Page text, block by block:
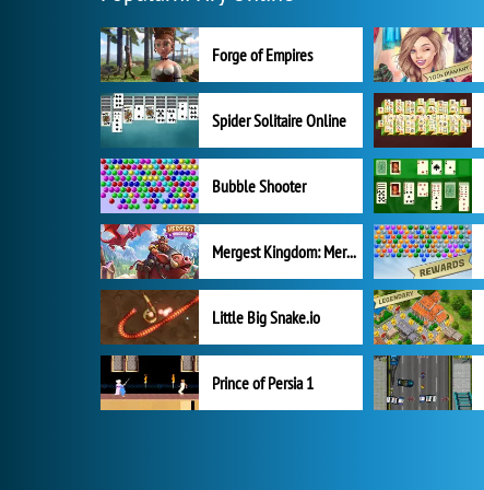
Forge of Empires
Spider Solitaire Online
Bubble Shooter
Mergest Kingdom: Merge Puzzle
Little Big Snake.io
Prince of Persia 1